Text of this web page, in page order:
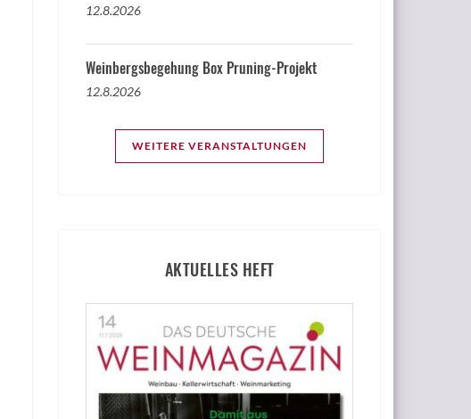
12.8.2026
Weinbergsbegehung Box Pruning-Projekt
12.8.2026
WEITERE VERANSTALTUNGEN
AKTUELLES HEFT